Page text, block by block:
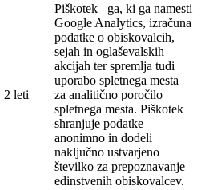
2 leti
Piškotek _ga, ki ga namesti
Google Analytics, izračuna
podatke o obiskovalcih,
sejah in oglaševalskih
akcijah ter spremlja tudi
uporabo spletnega mesta
za analitično poročilo
spletnega mesta. Piškotek
shranjuje podatke
anonimno in dodeli
naključno ustvarjeno
številko za prepoznavanje
edinstvenih obiskovalcev.